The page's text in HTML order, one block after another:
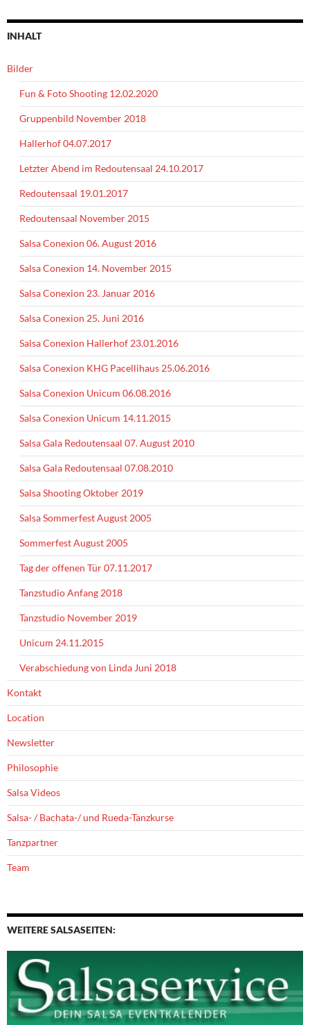
INHALT
Bilder
Fun & Foto Shooting 12.02.2020
Gruppenbild November 2018
Hallerhof 04.07.2017
Letzter Abend im Redoutensaal 24.10.2017
Redoutensaal 19.01.2017
Redoutensaal November 2015
Salsa Conexion 06. August 2016
Salsa Conexion 14. November 2015
Salsa Conexion 23. Januar 2016
Salsa Conexion 25. Juni 2016
Salsa Conexion Hallerhof 23.01.2016
Salsa Conexion KHG Pacellihaus 25.06.2016
Salsa Conexion Unicum 06.08.2016
Salsa Conexion Unicum 14.11.2015
Salsa Gala Redoutensaal 07. August 2010
Salsa Gala Redoutensaal 07.08.2010
Salsa Shooting Oktober 2019
Salsa Sommerfest August 2005
Sommerfest August 2005
Tag der offenen Tür 07.11.2017
Tanzstudio Anfang 2018
Tanzstudio November 2019
Unicum 24.11.2015
Verabschiedung von Linda Juni 2018
Kontakt
Location
Newsletter
Philosophie
Salsa Videos
Salsa- / Bachata-/ und Rueda-Tanzkurse
Tanzpartner
Team
WEITERE SALSASEITEN: